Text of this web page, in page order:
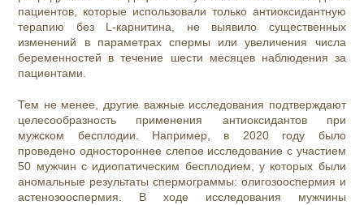
пациентов, которые использовали только антиоксидантную
терапию без L-карнитина, не выявило существенных
изменений в параметрах спермы или увеличения числа
беременностей в течение шести месяцев наблюдения за
пациентами.
Тем не менее, другие важные исследования подтверждают
целесообразность применения антиоксидантов при
мужском бесплодии. Например, в 2020 году было
проведено одностороннее слепое исследование с участием
50 мужчин с идиопатическим бесплодием, у которых были
аномальные результаты спермограммы: олигозооспермия и
астенозооспермия. В ходе исследования мужчины